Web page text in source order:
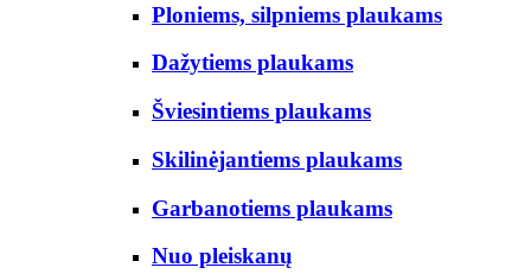
Ploniems, silpniems plaukams
Dažytiems plaukams
Šviesintiems plaukams
Skilinėjantiems plaukams
Garbanotiems plaukams
Nuo pleiskanų